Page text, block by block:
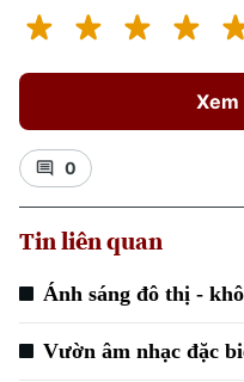
Xem
0
Tin liên quan
Ánh sáng đô thị -
Vườn âm nhạc đặc